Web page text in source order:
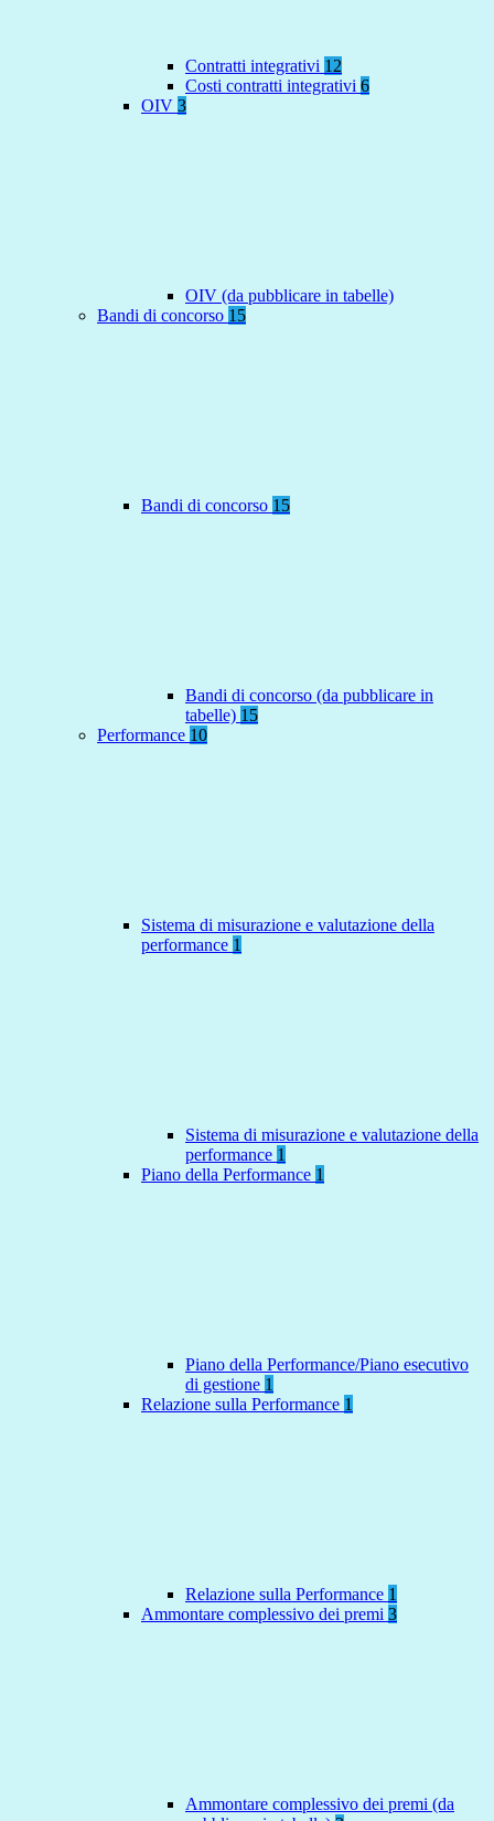
Contratti integrativi 12
Costi contratti integrativi 6
OIV 3
OIV (da pubblicare in tabelle)
Bandi di concorso 15
Bandi di concorso 15
Bandi di concorso (da pubblicare in
tabelle) 15
Performance 10
Sistema di misurazione e valutazione della
performance 1
Sistema di misurazione e valutazione della
performance 1
Piano della Performance 1
Piano della Performance/Piano esecutivo
di gestione 1
Relazione sulla Performance 1
Relazione sulla Performance 1
Ammontare complessivo dei premi 3
Ammontare complessivo dei premi (da